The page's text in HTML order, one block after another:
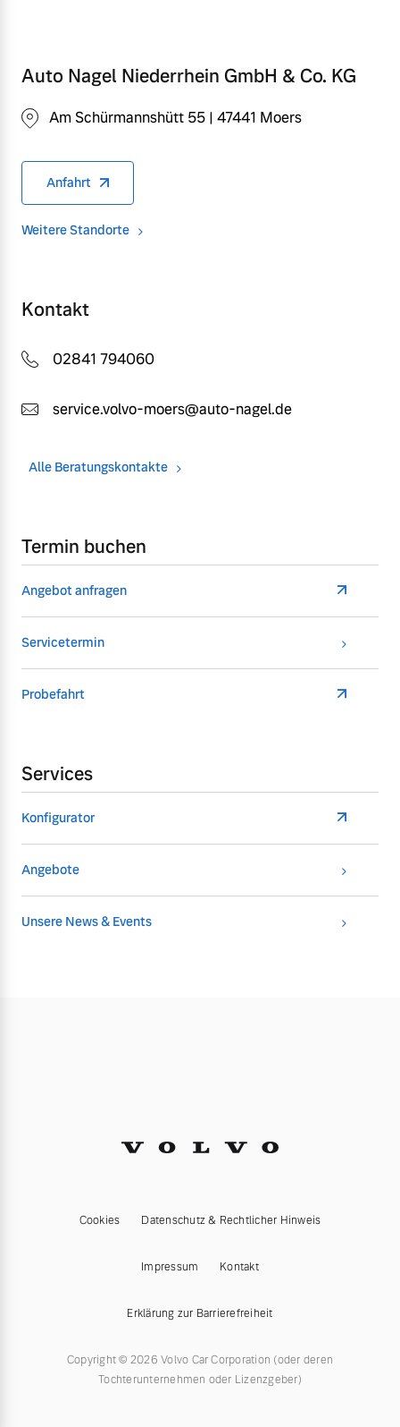
Auto Nagel Niederrhein GmbH & Co. KG
Am Schürmannshütt 55 | 47441 Moers
Anfahrt
Weitere Standorte
Kontakt
02841 794060
service.volvo-moers@auto-nagel.de
Alle Beratungskontakte
Termin buchen
Angebot anfragen
Servicetermin
Probefahrt
Services
Konfigurator
Angebote
Unsere News & Events
Cookies Datenschutz & Rechtlicher Hinweis
Impressum Kontakt
Erklärung zur Barrierefreiheit
Copyright © 2026 Volvo Car Corporation (oder deren
Tochterunternehmen oder Lizenzgeber)